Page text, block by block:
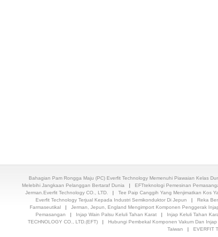
Bahagian Pam Rongga Maju (PC) Everfit Technology Memenuhi Piawaian Kelas
Melebihi Jangkaan Pelanggan Bertaraf Dunia
| EFTteknologi Pemesinan
Jerman.Everfit Technology CO., LTD.
|Tee Paip Canggih Yang Menjimatkan Kos
Everfit Technology Terjual Kepada Industri Semikonduktor Di Jepun | Reka
Farmaseutikal | Jerman, Jepun, England Mengimport Komponen Penggerak
Pemasangan | Injap Wain Palsu Keluli Tahan Karat | Injap Keluli Tahan
TECHNOLOGY CO., LTD.(EFT) | Hubungi Pembekal Komponen Vakum Dan
Taiwan | EVERFIT